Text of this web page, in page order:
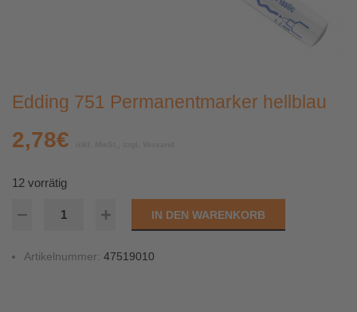
Edding 751 Permanentmarker hellblau
2,78€
12 vorrätig
IN DEN WARENKORB
Artikelnummer: 47519010